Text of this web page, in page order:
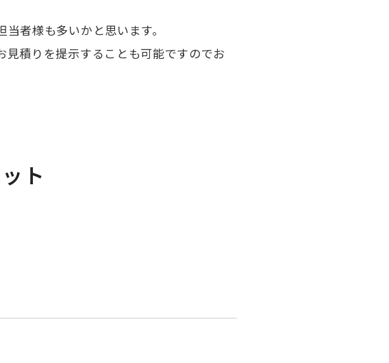
者様も多いかと思います。
積りを提示することも可能ですのでお
ト